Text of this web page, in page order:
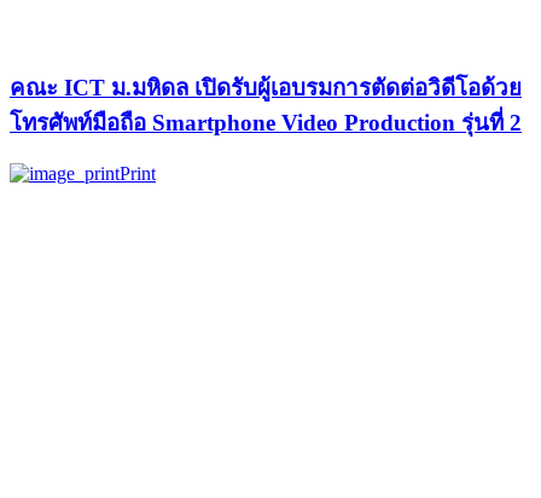
คณะ ICT ม.มหิดล เปิดรับผู้เอบรมการตัดต่อวิดีโอด้วย
โทรศัพท์มือถือ Smartphone Video Production รุ่นที่ 2
Print